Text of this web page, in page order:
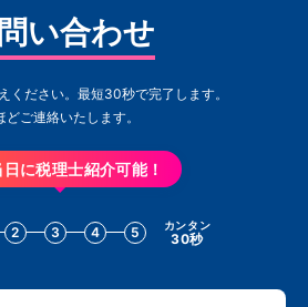
い合わせ
ください。最短30秒で完了します。
どご連絡いたします。
に税理士紹介可能！
2 3 4 5 カンタン
30秒